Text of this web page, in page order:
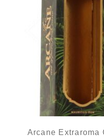
Arcane Extraroma